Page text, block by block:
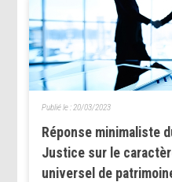
Réponse minimaliste
Justice sur le
universel de
Publié le : 20/03/2023